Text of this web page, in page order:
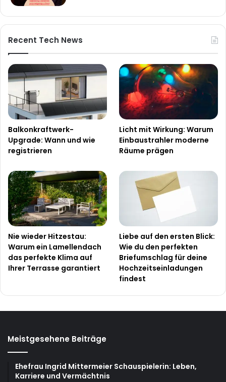
Recent Tech News
Balkonkraftwerk-
Upgrade: Wann und wie
registrieren
Licht mit Wirkung: Warum
Einbaustrahler moderne
Räume prägen
Nie wieder Hitzestau:
Warum ein Lamellendach
das perfekte Klima auf
Ihrer Terrasse garantiert
Liebe auf den ersten Blick:
Wie du den perfekten
Briefumschlag für deine
Hochzeitseinladungen
findest
Meistgesehene Beiträge
Ehefrau Ingrid Mittermeier Schauspielerin: Leben,
Karriere und Vermächtnis